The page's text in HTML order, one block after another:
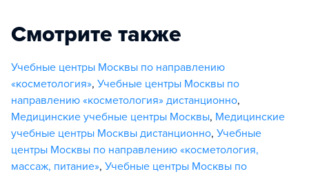
Смотрите также
Учебные центры Москвы по направлению
«косметология», Учебные центры Москвы по
направлению «косметология» дистанционно,
Медицинские учебные центры Москвы, Медицинские
учебные центры Москвы дистанционно, Учебные
центры Москвы по направлению «косметология,
массаж, питание», Учебные центры Москвы по